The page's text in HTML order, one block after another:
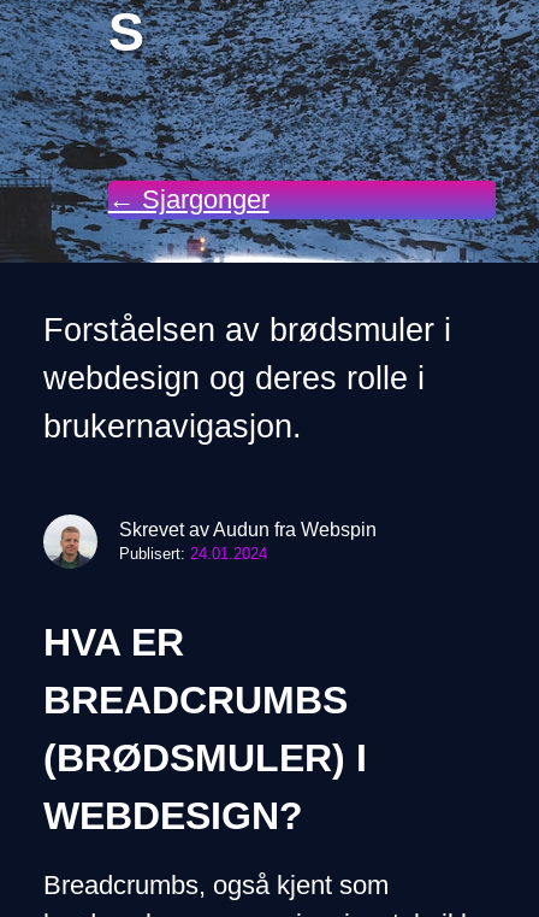
S
← Sjargonger
Forståelsen av brødsmuler i
webdesign og deres rolle i
brukernavigasjon.
Skrevet av Audun fra Webspin
Publisert: 24.01.2024
HVA ER
BREADCRUMBS
(BRØDSMULER) I
WEBDESIGN?
Breadcrumbs, også kjent som